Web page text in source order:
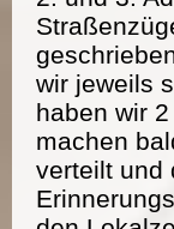
wir jeweils
haben wir
machen
verteilt und